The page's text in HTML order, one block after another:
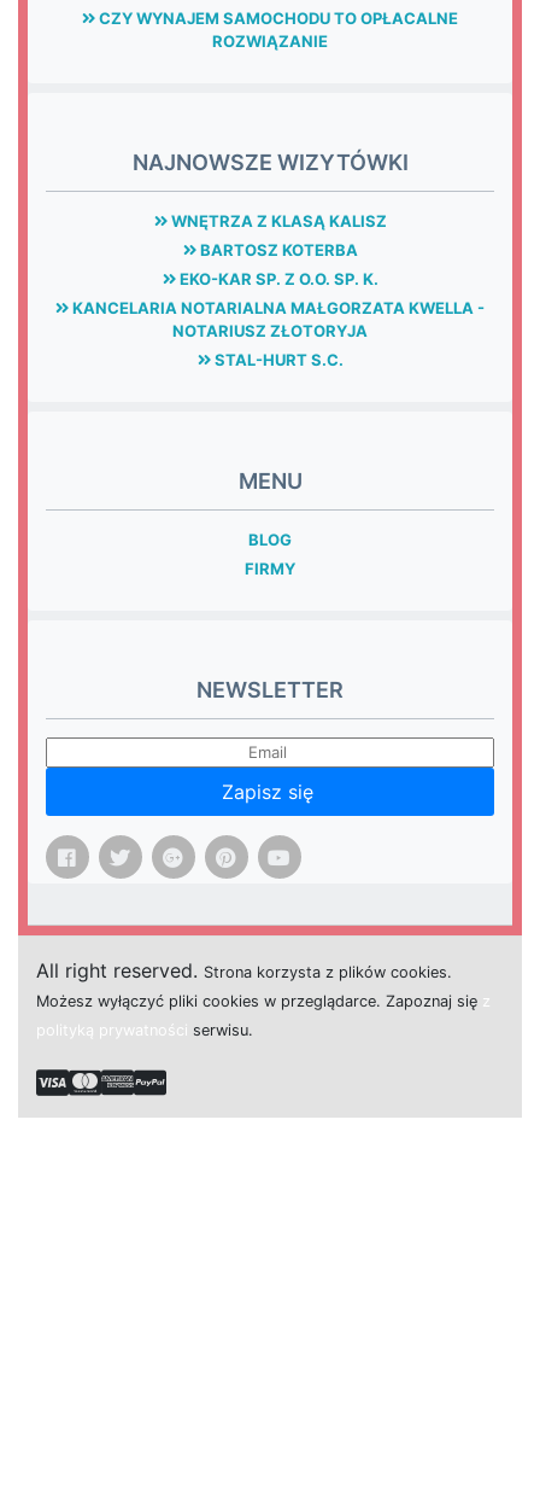
CZY WYNAJEM SAMOCHODU TO OPŁACALNE
ROZWIĄZANIE
NAJNOWSZE WIZYTÓWKI
WNĘTRZA Z KLASĄ KALISZ
BARTOSZ KOTERBA
EKO-KAR SP. Z O.O. SP. K.
KANCELARIA NOTARIALNA MAŁGORZATA KWELLA -
NOTARIUSZ ZŁOTORYJA
STAL-HURT S.C.
MENU
BLOG
FIRMY
NEWSLETTER
Zapisz się
All right reserved. Strona korzysta z plików cookies.
Możesz wyłączyć pliki cookies w przeglądarce. Zapoznaj się z
polityką prywatności serwisu.